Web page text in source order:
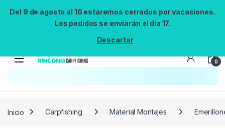
Del 9 de agosto al 16 estaremos cerrados por vacaciones.
Los pedidos se enviarán el día 17.
Descartar
0